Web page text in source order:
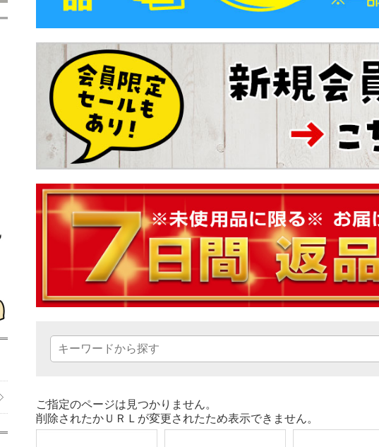
ご指定のページは見つかりません。
削除されたかＵＲＬが変更されたため表示できません。